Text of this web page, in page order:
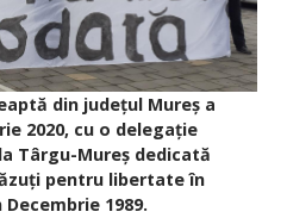
din județul Mureş a
2020, cu o delegație
Târgu-Mureș dedicată
pentru libertate în
1989.